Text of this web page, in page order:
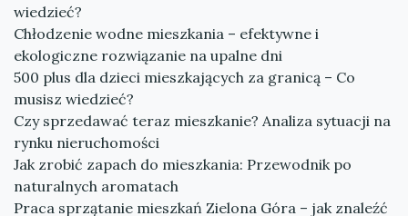
wiedzieć?
Chłodzenie wodne mieszkania – efektywne i
ekologiczne rozwiązanie na upalne dni
500 plus dla dzieci mieszkających za granicą – Co
musisz wiedzieć?
Czy sprzedawać teraz mieszkanie? Analiza sytuacji na
rynku nieruchomości
Jak zrobić zapach do mieszkania: Przewodnik po
naturalnych aromatach
Praca sprzątanie mieszkań Zielona Góra – jak znaleźć